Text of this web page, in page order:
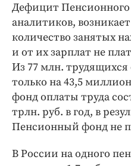
Дефицит
аналитиков,
количество занятых
и от их зарплат не
Из 77 млн.
только на 43,5
фонд оплаты труда
трлн. руб. в год, в
Пенсионный фонд не
В России на одного